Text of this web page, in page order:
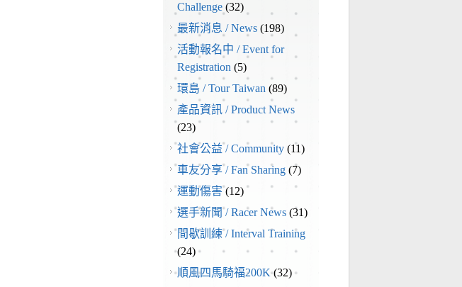
Challenge (32)
最新消息 / News (198)
活動報名中 / Event for
Registration (5)
環島 / Tour Taiwan (89)
產品資訊 / Product News
(23)
社會公益 / Community (11)
車友分享 / Fan Sharing (7)
運動傷害(12)
選手新聞 / Racer News (31)
間歇訓練 / Interval Training
(24)
順風四馬騎福200K(32)